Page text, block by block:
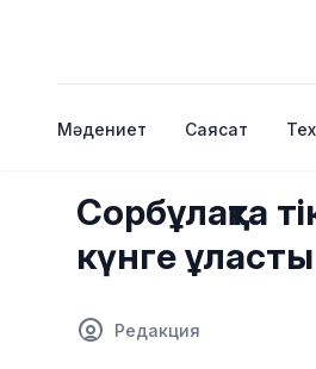
Мәдениет Саясат
Сорбұлақта
күнге ұласты
Редакция